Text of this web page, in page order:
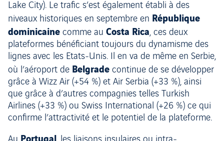
Lake City). Le trafic s’est également établi à des
niveaux historiques en septembre en République
dominicaine comme au Costa Rica, ces deux
plateformes bénéficiant toujours du dynamisme des
lignes avec les Etats-Unis. Il en va de même en Serbie,
où l’aéroport de Belgrade continue de se développer
grâce à Wizz Air (+54 %) et Air Serbia (+33 %), ainsi
que grâce à d’autres compagnies telles Turkish
Airlines (+33 %) ou Swiss International (+26 %) ce qui
confirme l’attractivité et le potentiel de la plateforme.
Portugal